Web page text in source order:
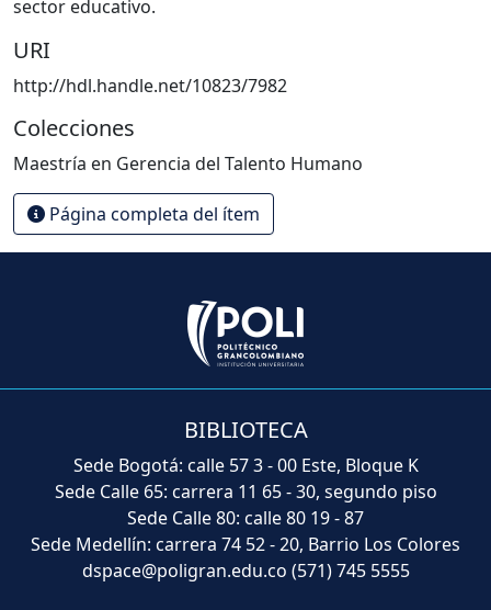
sector educativo.
URI
http://hdl.handle.net/10823/7982
Colecciones
Maestría en Gerencia del Talento Humano
Página completa del ítem
BIBLIOTECA
Sede Bogotá: calle 57 3 - 00 Este, Bloque K
Sede Calle 65: carrera 11 65 - 30, segundo piso
Sede Calle 80: calle 80 19 - 87
Sede Medellín: carrera 74 52 - 20, Barrio Los Colores
dspace@poligran.edu.co (571) 745 5555